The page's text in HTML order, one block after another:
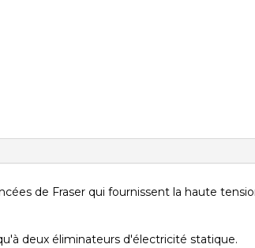
de Fraser qui fournissent la haute
deux éliminateurs d'électricité statique.